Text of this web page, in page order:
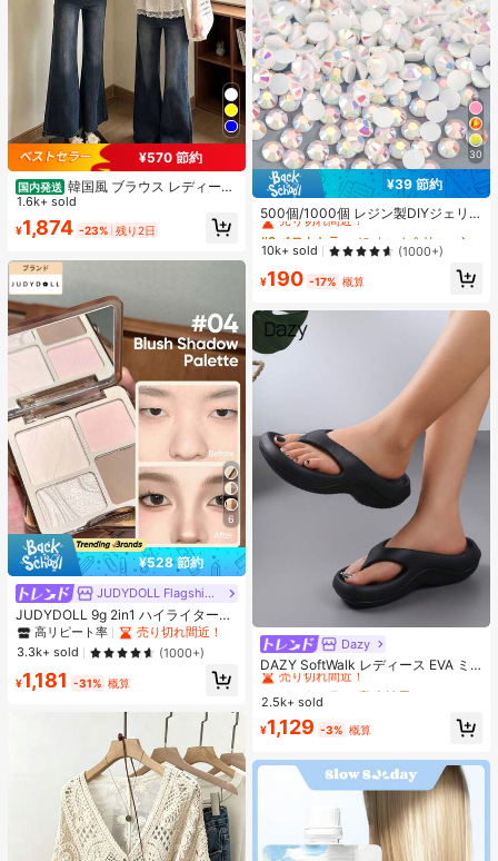
¥570 節約
国内発送 韓国風 ブラウス レディース
夏 ドット柄 フェイクレイヤード 半
袖 パフスリーブ レース切替 リボン
デザイン 細見え フェミニン デート
1.6k+ sold
¥1,874 -23% 残り2日
6
¥528 節約
JUDYDOLL Flagship Store
JUDYDOLL 9g 2in1 ハイライター&
コントアーパレット、マット&シマ
ーブラッシュパレット、初心者、自
分用、ギフトにも最適、パーティ
ー、デート、結婚式などのあらゆる
シーンで使用可能
高リピート率
売り切れ間近！
3.3k+ sold
(1000+)
¥1,181 -31% 概算
30
¥39 節約
500個/1000個 レジン製DIYジェリ
ーフラットバックラインストーン 小
さな丸型ラインストーン ミニ装飾ア
クセサリー スマホケース、カップ、
靴、ブーツ、衣類装飾、ハンドメイ
ドDIYアイドル応援ファン、ネーム
#3 ベストセラー
に ホーム＆リビング
売り切れ間近！
#3 ベストセラー
売り切れ間近！
#3 ベストセラー
売り切れ間近！
#3 ベストセラー
売り切れ間近！
10k+ sold (1000+)
¥190 -17% 概算
Dazy
DAZY SoftWalk レディース EVA ミ
ッドヒールプラットフォームビーチ
サンダル - 超軽量、通気性、快適、
滑り止め、柔らかいソール、ミニマ
ルデザイン、ビーチ、休暇、家庭で
の自由時間、デイリー着用に適し、
オールシーズン、スリップオン、無
地、プリントなし
#2 ベストセラー
売り切れ間近！
#2 ベストセラー
売り切れ間近！
#2 ベストセラー
売り切れ間近！
#2 ベストセラー
売り切れ間近！
2.5k+ sold
¥1,129 -3% 概算